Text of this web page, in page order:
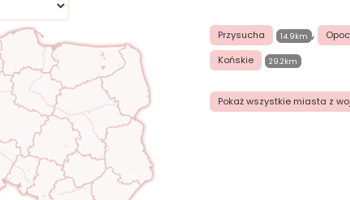
Przysucha 14.9km ,
Końskie 29.2km
Pokaż wszystkie miasta z